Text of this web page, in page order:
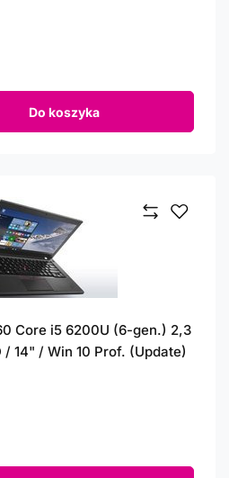
Do koszyka
Core i5 6200U (6-gen.) 2,3
/ 14" / Win 10 Prof. (Update)